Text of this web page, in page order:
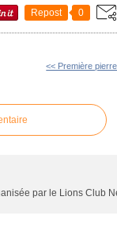
Repost 0
<< Première pierre
par le Lions Club